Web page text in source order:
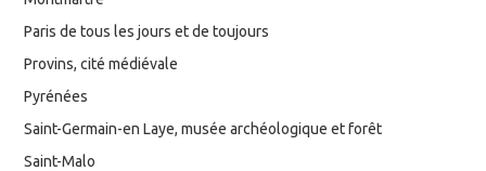
Paris de tous les jours et de toujours
Provins, cité médiévale
Pyrénées
Saint-Germain-en Laye, musée archéologique et forêt
Saint-Malo